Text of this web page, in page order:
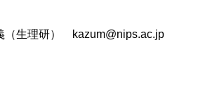
（生理研） kazum@nips.ac.jp